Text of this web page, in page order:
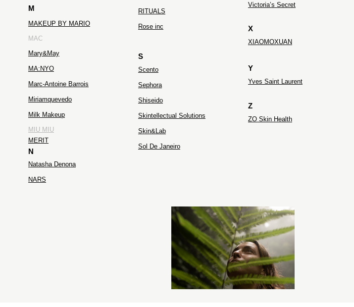
Yves Saint Laurent
MA:NYO
NARS
Sol De Janeiro
Shiseido
Rose inc
Mary&May
Skintellectual Solutions
Miriamquevedo
XIAOMOXUAN
MERIT
Marc-Antoine Barrois
Milk Makeup
Natasha Denona
Scento
Sephora
Skin&Lab
ZO Skin Health
RITUALS
M
N
S
X
Y
Z
Victoria’s Secret
MAKEUP BY MARIO
MAC
MIU MIU